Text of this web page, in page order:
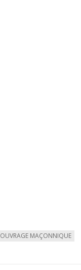
OUVRAGE MAÇONNIQUE